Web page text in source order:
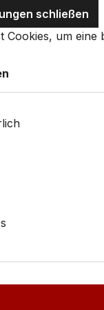
schließen
Cookies, um